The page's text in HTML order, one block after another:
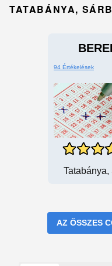
TATABÁNYA,
94 Értékelések
AZ ÖSSZES